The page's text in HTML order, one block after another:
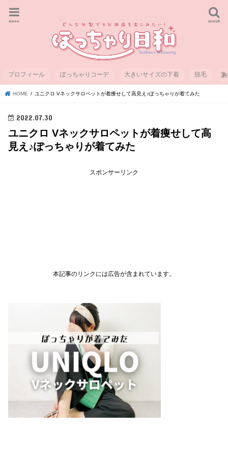
search
menu
プロフィール ぽっちゃりコーデ 大きいサイズの下着 脱毛
HOME ユニクロ Vネックサロペットが着痩せして高見え♪ぽっちゃりが着てみた
2022.07.30
ユニクロ Vネックサロペットが着痩せして高
見え♪ぽっちゃりが着てみた
スポンサーリンク
本記事のリンクには広告が含まれています。